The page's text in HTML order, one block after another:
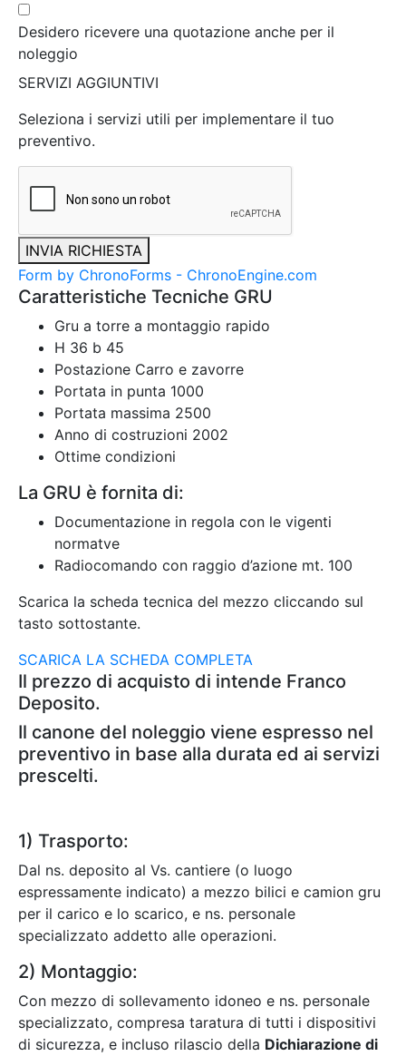
Desidero ricevere una quotazione anche per il
noleggio
SERVIZI AGGIUNTIVI
Seleziona i servizi utili per implementare il tuo
preventivo.
INVIA RICHIESTA
Form by ChronoForms - ChronoEngine.com
Caratteristiche Tecniche GRU
Gru a torre a montaggio rapido
H 36 b 45
Postazione Carro e zavorre
Portata in punta 1000
Portata massima 2500
Anno di costruzioni 2002
Ottime condizioni
La GRU è fornita di:
Documentazione in regola con le vigenti
normatve
Radiocomando con raggio d’azione mt. 100
Scarica la scheda tecnica del mezzo cliccando sul
tasto sottostante.
SCARICA LA SCHEDA COMPLETA
Il prezzo di acquisto di intende Franco
Deposito.
Il canone del noleggio viene espresso nel
preventivo in base alla durata ed ai servizi
prescelti.
1) Trasporto:
Dal ns. deposito al Vs. cantiere (o luogo
espressamente indicato) a mezzo bilici e camion gru
per il carico e lo scarico, e ns. personale
specializzato addetto alle operazioni.
2) Montaggio:
Con mezzo di sollevamento idoneo e ns. personale
specializzato, compresa taratura di tutti i dispositivi
di sicurezza, e incluso rilascio della Dichiarazione di